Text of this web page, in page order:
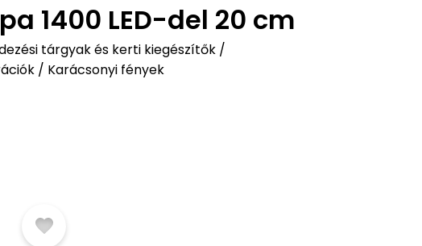
1400 LED-del 20 cm
tárgyak és kerti kiegészítők/
/ Karácsonyi fények